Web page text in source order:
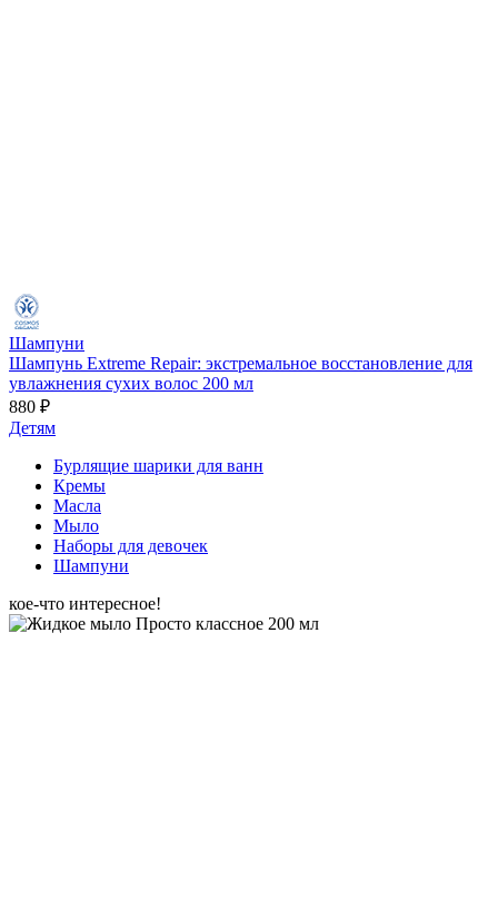
Шампуни
Шампунь Extreme Repair: экстремальное восстановление для
увлажнения сухих волос 200 мл
880 ₽
Детям
Бурлящие шарики для ванн
Кремы
Масла
Мыло
Наборы для девочек
Шампуни
кое-что интересное!